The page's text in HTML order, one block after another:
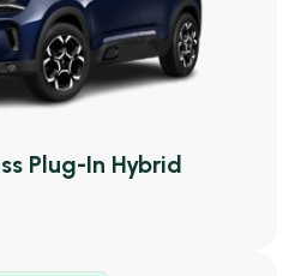
Plug-In Hybrid